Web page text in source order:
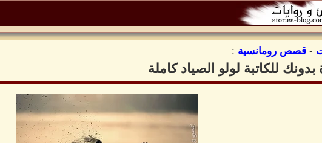
- قصص رومانسية :
للكاتبة لولو الصياد كاملة